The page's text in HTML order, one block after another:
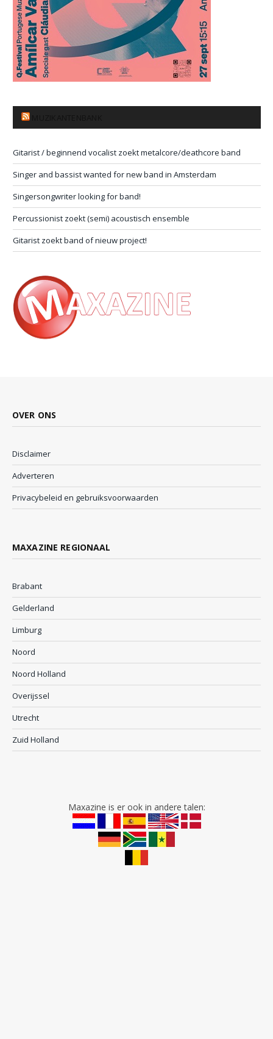
Gitarist / beginnend vocalist zoekt metalcore/deathcore band
Singer and bassist wanted for new band in Amsterdam
Singersongwriter looking for band!
Percussionist zoekt (semi) acoustisch ensemble
Gitarist zoekt band of nieuw project!
OVER ONS
Disclaimer
Adverteren
Privacybeleid en gebruiksvoorwaarden
MAXAZINE REGIONAAL
Brabant
Gelderland
Limburg
Noord
Noord Holland
Overijssel
Utrecht
Zuid Holland
Maxazine is er ook in andere talen: